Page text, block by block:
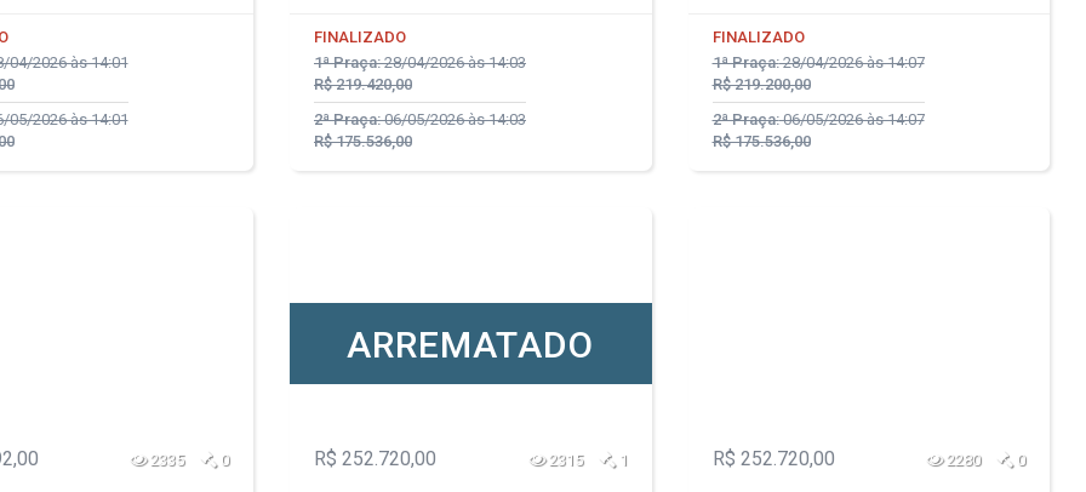
04/2026 às 14:01
05/2026 às 14:01
FINALIZADO
1ª Praça:28/04/2026 às 14:03
R$ 219.420,00
2ª Praça:06/05/2026 às 14:03
R$ 175.536,00
FINALIZADO
1ª Praça:28/04/2026 às 14:07
R$ 219.200,00
2ª Praça:06/05/2026 às 14:07
R$ 175.536,00
2335 0
ARREMATADO
R$ 252.720,00 2315 1 R$ 252.720,00 2280 0